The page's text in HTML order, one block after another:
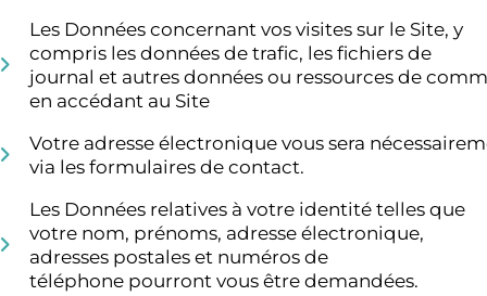
Les Données concernant vos visites sur le Site, y
compris les données de trafic, les fichiers de
journal et autres données ou ressources de
en accédant au Site
Votre adresse électronique vous sera
via les formulaires de contact.
Les Données relatives à votre identité telles que
votre nom, prénoms, adresse électronique,
adresses postales et numéros de
téléphone pourront vous être demandées.